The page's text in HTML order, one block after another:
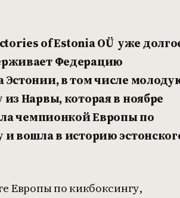
of Estonia OÜ уже
Федерацию
Эстонии, в том числе
из Нарвы, которая в ноябре
чемпионкой Европы по
и вошла в историю
Европы по кикбоксингу,